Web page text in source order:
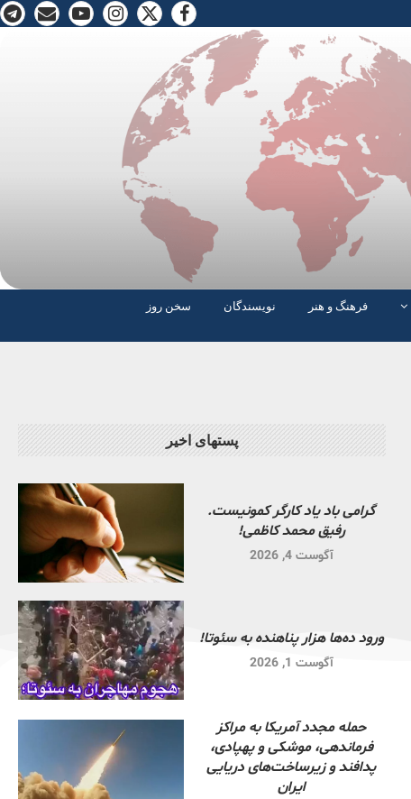
فرهنگ و هنر نویسندگان
سخن روز
پستهای اخیر
گرامی باد یاد کارگر کمونیست.
رفیق محمد کاظمی!
آگوست 4, 2026
ورود ده‌ها هزار پناهنده به سئوتا!
آگوست 1, 2026
حمله مجدد آمریکا به مراکز
فرماندهی، موشکی و پهپادی،
پدافند و زیرساخت‌های دریایی
ایران